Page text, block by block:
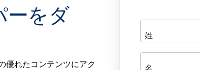
ーをダ
優れたコンテンツにアク